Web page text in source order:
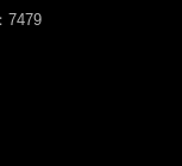
7479